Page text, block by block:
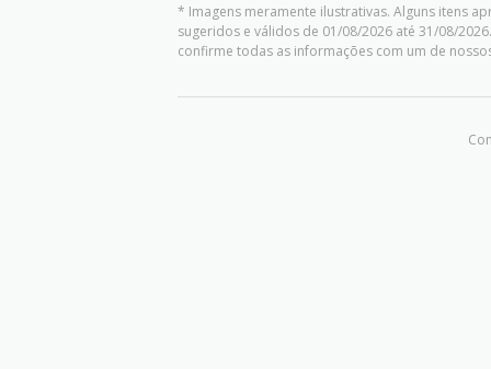
* Imagens meramente ilustrativas. Alguns itens
sugeridos e válidos de 01/08/2026 até 31/08/
confirme todas as informações com um de